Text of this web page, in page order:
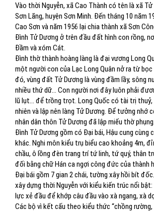
Vào thời Nguyễn, xã Cao Thành có tên là xã
Sơn Lãng, huyện Sơn Minh. Đến tháng 10 năm
Cao Sơn và năm 1956 lại chia thành xã Sơn
Đình Tử Dương ở trên đầu đất hình con rồng,
Đầm và xóm Cát.
Đình thờ thành hoàng làng là đại vương Long
một người con của Lạc Long Quân nở ra từ
đó, vùng đất Tử Dương là vùng đầm lầy, sông
nhiều thứ dữ... Con người nơi đây luôn phải
lũ lụt... để trồng trọt. Long Quốc có tài trị thuỷ,
nhiên và lập nên làng Tử Dương. Để tưởng nhớ
nhân dân thôn Tử Dương đã lập miếu thờ phụng.
Đình Tử Dương gồm có Đại bái, Hậu cung cùng
khác. Nghi môn kiểu trụ biểu cao khoảng 4m,
chầu, ô lồng đèn trang trí tứ linh, tứ quý, thân
đối bằng chữ Hán ca ngợi công đức của thành
Đại bái gồm 7 gian 2 chái, tường xây hồi bít
xây dựng thời Nguyễn với kiểu kiến trúc nổi
lực xẻ đầu để khớp câu đầu vào xà ngang, xà
Các bộ vì kết cấu theo kiểu thức “chồng rường,